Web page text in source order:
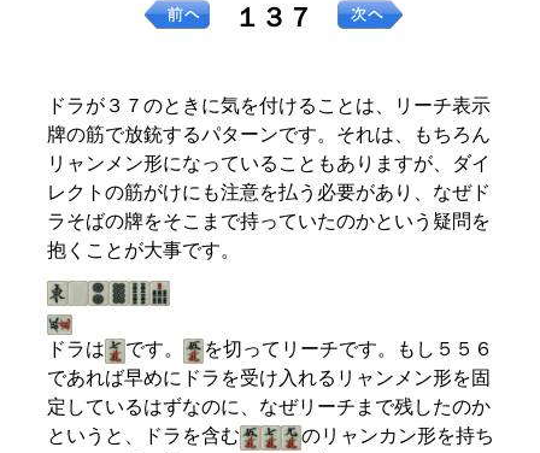
１３７
ドラが３７のときに気を付けることは、リーチ表示
牌の筋で放銃するパターンです。それは、もちろん
リャンメン形になっていることもありますが、ダイ
レクトの筋がけにも注意を払う必要があり、なぜド
ラそばの牌をそこまで持っていたのかという疑問を
抱くことが大事です。
ドラは です。
を切ってリーチです。もし５５６
であれば早めにドラを受け入れるリャンメン形を固
定しているはずなのに、なぜリーチまで残したのか
というと、ドラを含む
のリャンカン形を持ち